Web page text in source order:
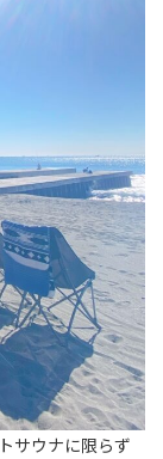
サウナに限らず